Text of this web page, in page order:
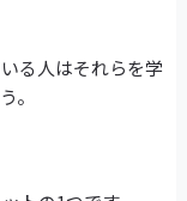
る人はそれらを学
。